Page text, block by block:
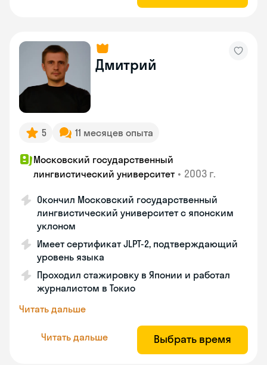
Дмитрий
5 11 месяцев опыта
Московский государственный
лингвистический университет • 2003 г.
Окончил Московский государственный
лингвистический университет с японским
уклоном
Имеет сертификат JLPT-2, подтверждающий
уровень языка
Проходил стажировку в Японии и работал
журналистом в Токио
Читать дальше
Читать дальше Выбрать время